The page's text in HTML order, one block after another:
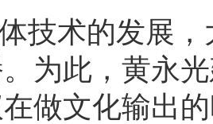
技术的发展
为此，黄永
做文化输出